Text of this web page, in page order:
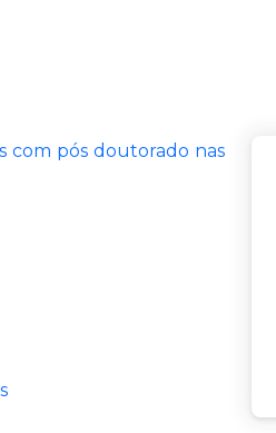
com pós doutorado nas